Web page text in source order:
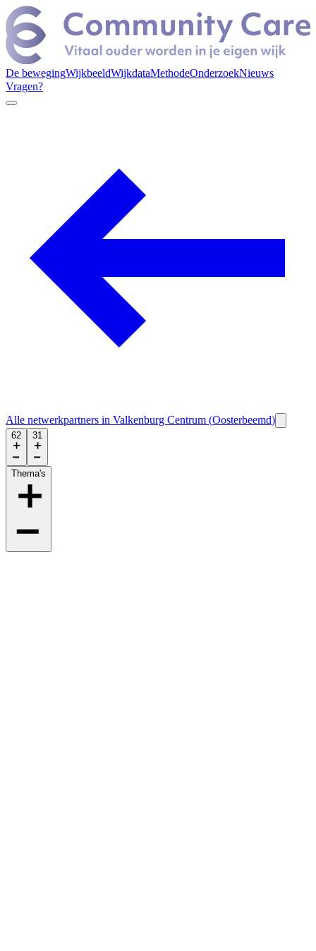
De bewegingWijkbeeldWijkdataMethodeOnderzoekNieuws
Vragen?
Alle netwerkpartners in Valkenburg Centrum (Oosterbeemd)
62 31
Thema's